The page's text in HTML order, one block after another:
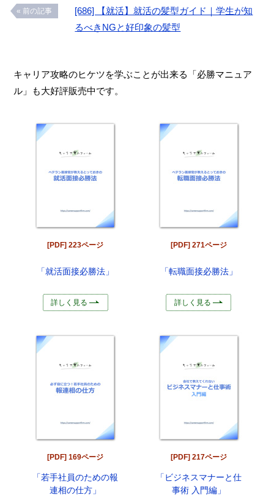
« 前の記事
[686] 【就活】就活の髪型ガイド｜学生が知
るべきNGと好印象の髪型
キャリア攻略のヒケツを学ぶことが出来る「必勝マニュア
ル」も大好評販売中です。
[PDF] 223ページ
「就活面接必勝法」
詳しく見る
[PDF] 271ページ
「転職面接必勝法」
詳しく見る
[PDF] 169ページ
「若手社員のための報
連相の仕方」
[PDF] 217ページ
「ビジネスマナーと仕
事術 入門編」